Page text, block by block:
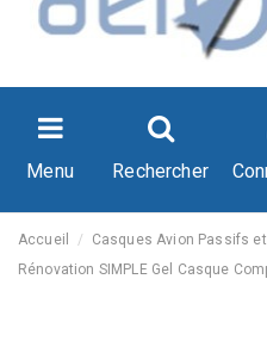
Menu Rechercher
Accueil Casques Avion Passifs et
Rénovation SIMPLE Gel Casque